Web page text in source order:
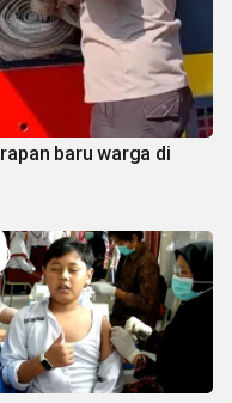
baru warga di